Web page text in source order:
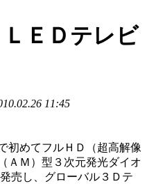
ＥＤテレビ
11:45
初めてフルＨＤ（超高解像
ＡＭ）型３次元発光ダイオ
売し、グローバル３Ｄテ